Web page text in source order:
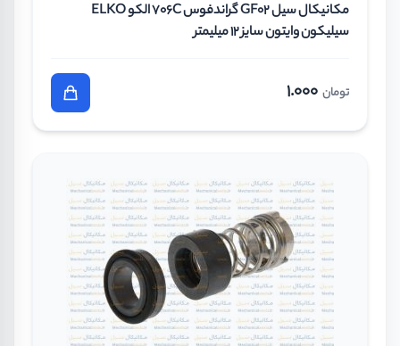
مکانیکال سیل GF02 گراندفوس 706C الکو ELKO
سیلیکون وایتون سایز 12 میلیمتر
تومان 1.000